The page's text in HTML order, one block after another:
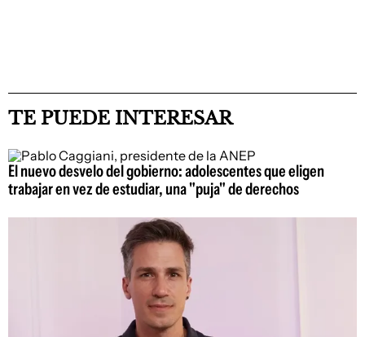
TE PUEDE INTERESAR
El nuevo desvelo del gobierno: adolescentes que eligen
trabajar en vez de estudiar, una "puja" de derechos